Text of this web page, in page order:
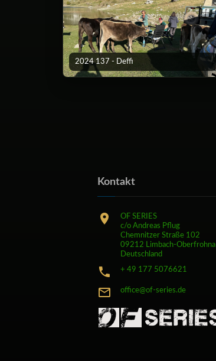
2024 137 - Deffi
Kontakt
OF SERIES
c/o Andreas Pflug
Chemnitzer Straße 102
09212 Limbach-Oberfrohna
Deutschland
+ 49 177 5076621
office@of-series.de